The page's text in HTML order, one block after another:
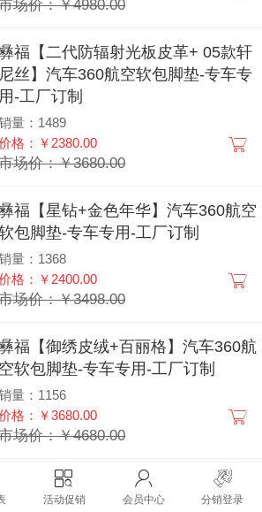
场价：￥4980.00
福【二代防辐射光板皮革+ 05款轩
尼丝】汽车360航空软包脚垫-专车专
用-工厂订制
量：1489
格：￥2380.00
场价：￥3680.00
福【星钻+金色年华】汽车360航空
包脚垫-专车专用-工厂订制
量：1368
格：￥2400.00
场价：￥3498.00
福【御绣皮绒+百丽格】汽车360航
空软包脚垫-专车专用-工厂订制
量：1156
格：￥3680.00
场价：￥4680.00
彝福【福耀+羊毛毯】汽车360航空软
脚垫-专车专用-工厂订制
活动促销 会员中心 分销登录